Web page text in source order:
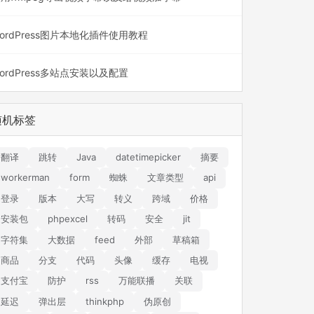
图片本地化插件使用教程
多站点安装以及配置
标签
翻译 跳转 Java datetimepicker
摘要
workerman
form 蜘蛛 文章类型
api
登录
版本 大写 转义 跨域
价格
安装包
phpexcel 转码 安全
jit
字符集
大数据 feed 外部
草稿箱
商品
分支 代码 头像 缓存
电视
支付宝
防护 rss 万能联播
关联
延迟
弹出层 thinkphp 伪原创